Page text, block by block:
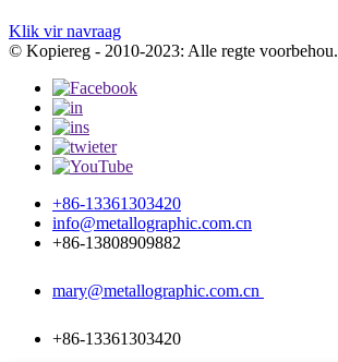
Klik vir navraag
© Kopiereg - 2010-2023: Alle regte voorbehou.
+86-13361303420
info@metallographic.com.cn
+86-13808909882
mary@metallographic.com.cn
+86-13361303420